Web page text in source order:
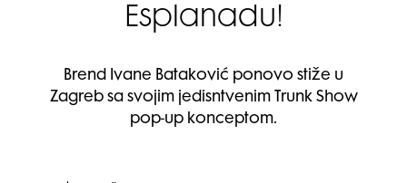
Esplanadu!
Brend Ivane Bataković ponovo stiže u
Zagreb sa svojim jedisntvenim Trunk Show
pop-up konceptom.